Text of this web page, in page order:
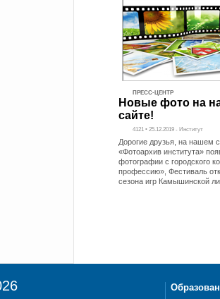
ПРЕСС-ЦЕНТР
Новые фото на
сайте!
4121 • 25.12.2019 - Институт
Дорогие друзья, на нашем
«Фотоархив института»
фотографии с городского
профессию», Фестиваль
сезона игр Камышинской